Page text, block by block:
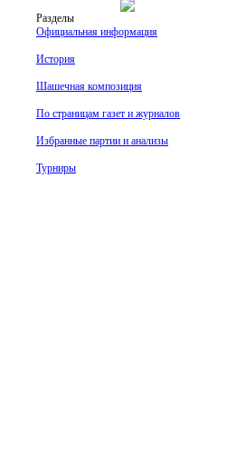
Разделы
Официальная информация
История
Шашечная композиция
По страницам газет и журналов
Избранные партии и анализы
Турниры